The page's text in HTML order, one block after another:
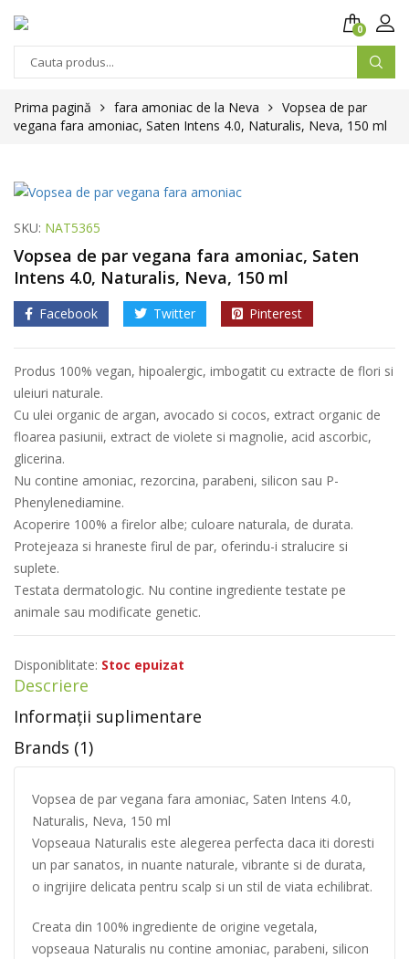
0
Prima pagină fara amoniac de la Neva
Vopsea de par
vegana fara amoniac, Saten Intens 4.0, Naturalis, Neva, 150 ml
SKU: NAT5365
Vopsea de par vegana fara amoniac, Saten
Intens 4.0, Naturalis, Neva, 150 ml
Facebook Twitter Pinterest
Produs 100% vegan, hipoalergic, imbogatit cu extracte de flori si
uleiuri naturale.
Cu ulei organic de argan, avocado si cocos, extract organic de
floarea pasiunii, extract de violete si magnolie, acid ascorbic,
glicerina.
Nu contine amoniac, rezorcina, parabeni, silicon sau P-
Phenylenediamine.
Acoperire 100% a firelor albe; culoare naturala, de durata.
Protejeaza si hraneste firul de par, oferindu-i stralucire si
suplete.
Testata dermatologic. Nu contine ingrediente testate pe
animale sau modificate genetic.
Disponiblitate: Stoc epuizat
Descriere
Informații suplimentare
Brands (1)
Vopsea de par vegana fara amoniac, Saten Intens 4.0,
Naturalis, Neva, 150 ml
Vopseaua Naturalis este alegerea perfecta daca iti doresti
un par sanatos, in nuante naturale, vibrante si de durata,
o ingrijire delicata pentru scalp si un stil de viata echilibrat.
Creata din 100% ingrediente de origine vegetala,
vopseaua Naturalis nu contine amoniac, parabeni, silicon